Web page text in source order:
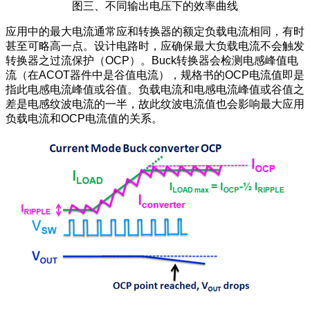
图三、不同输出电压下的效率曲线
应用中的最大电流通常应和转换器的额定负载电流相同，有时
甚至可略高一点。设计电路时，应确保最大负载电流不会触发
转换器之过流保护（OCP）。Buck转换器会检测电感峰值电
流（在ACOT器件中是谷值电流），规格书的OCP电流值即是
指此电感电流峰值或谷值。负载电流和电感电流峰值或谷值之
差是电感纹波电流的一半，故此纹波电流值也会影响最大应用
负载电流和OCP电流值的关系。